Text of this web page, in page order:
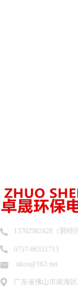
13702982428（郭经
nkco@163.net
广东省佛山市南海
0757-86331713